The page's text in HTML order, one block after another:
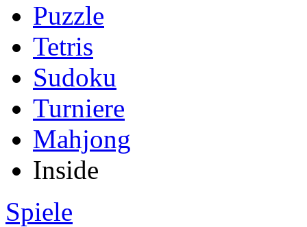
Puzzle
Tetris
Sudoku
Turniere
Mahjong
Inside
Spiele